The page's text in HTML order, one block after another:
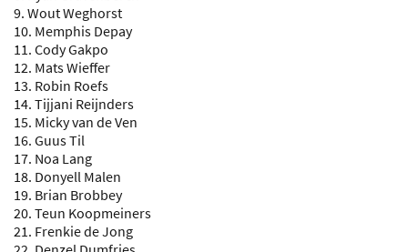
9. Wout Weghorst
10. Memphis Depay
11. Cody Gakpo
12. Mats Wieffer
13. Robin Roefs
14. Tijjani Reijnders
15. Micky van de Ven
16. Guus Til
17. Noa Lang
18. Donyell Malen
19. Brian Brobbey
20. Teun Koopmeiners
21. Frenkie de Jong